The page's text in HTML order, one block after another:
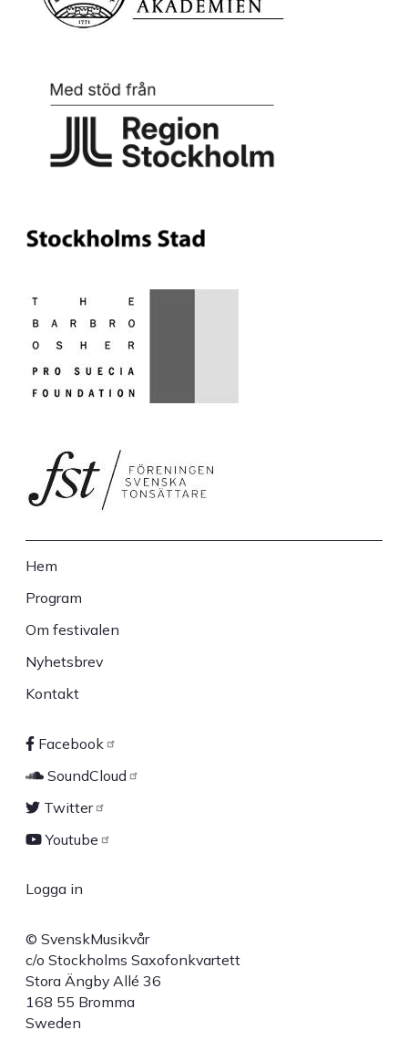
Sidfot
Hem
Program
Om festivalen
Nyhetsbrev
Kontakt
Sociala
länkar
Facebook
SoundCloud
Twitter
Youtube
User
account
menu
Logga in
© SvenskMusikvår
c/o Stockholms Saxofonkvartett
Stora Ängby Allé 36
168 55 Bromma
Sweden